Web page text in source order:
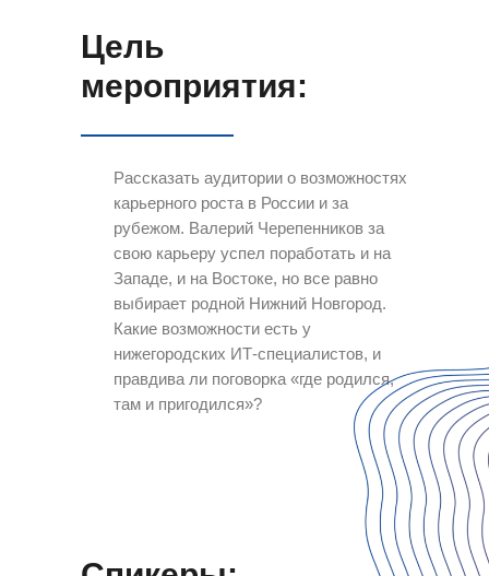
Цель
мероприятия:
Рассказать аудитории о возможностях
карьерного роста в России и за
рубежом. Валерий Черепенников за
свою карьеру успел поработать и на
Западе, и на Востоке, но все равно
выбирает родной Нижний Новгород.
Какие возможности есть у
нижегородских ИТ-специалистов, и
правдива ли поговорка «где родился,
там и пригодился»?